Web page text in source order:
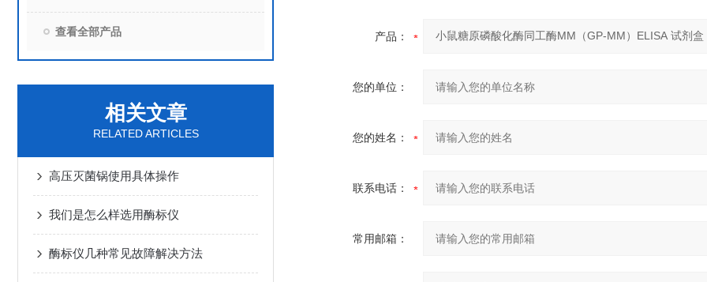
查看全部产品
相关文章
RELATED ARTICLES
高压灭菌锅使用具体操作
我们是怎么样选用酶标仪
酶标仪几种常见故障解决方法
产品：
您的单位：
您的姓名：
联系电话：
常用邮箱：